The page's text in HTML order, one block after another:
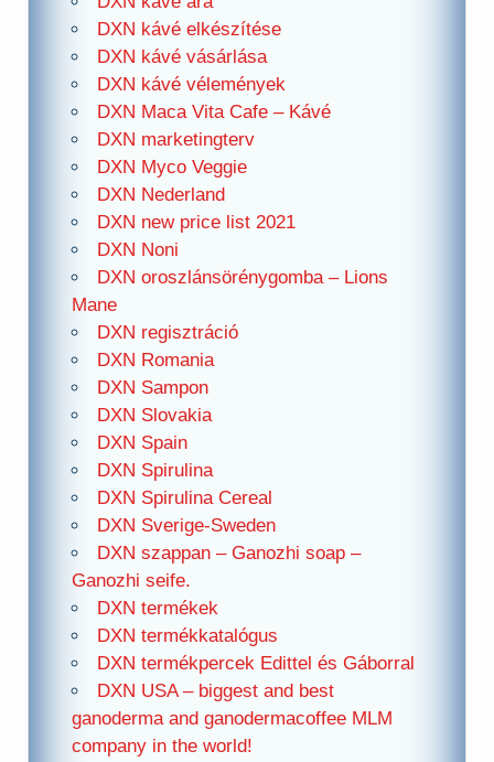
DXN kávé elkészítése
DXN kávé vásárlása
DXN kávé vélemények
DXN Maca Vita Cafe – Kávé
DXN marketingterv
DXN Myco Veggie
DXN Nederland
DXN new price list 2021
DXN Noni
DXN oroszlánsörénygomba – Lions
Mane
DXN regisztráció
DXN Romania
DXN Sampon
DXN Slovakia
DXN Spain
DXN Spirulina
DXN Spirulina Cereal
DXN Sverige-Sweden
DXN szappan – Ganozhi soap –
Ganozhi seife.
DXN termékek
DXN termékkatalógus
DXN termékpercek Edittel és Gáborral
DXN USA – biggest and best
ganoderma and ganodermacoffee MLM
company in the world!